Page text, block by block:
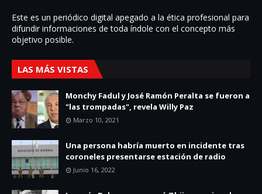
Este es un periódico digital apegado a la ética profesional para
difundir informaciones de toda í­ndole con el concepto más
objetivo posible.
LAS MÁS VISTAS
Monchy Fadul y José Ramón Peralta se fueron a
"las trompadas", revela Willy Paz
Marzo 10, 2021
Una persona habría muerto en incidente tras
coroneles presentarse estación de radio
Junio 16, 2022